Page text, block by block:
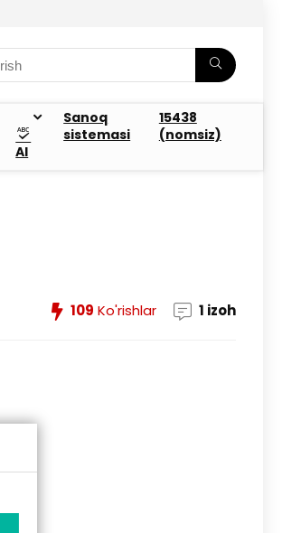
AI
Sanoq
sistemasi
15438
(nomsiz)
109 Ko'rishlar 1 izoh